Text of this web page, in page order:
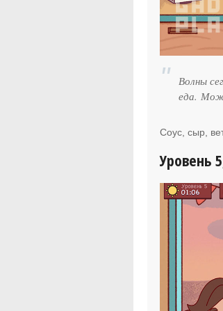
Волны
еда.
Соус, сыр,
Уровень